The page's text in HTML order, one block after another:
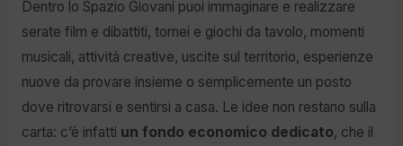
Dentro lo Spazio Giovani puoi immaginare e realizzare
serate film e dibattiti, tornei e giochi da tavolo, momenti
musicali, attività creative, uscite sul territorio, esperienze
nuove da provare insieme o semplicemente un posto
dove ritrovarsi e sentirsi a casa. Le idee non restano sulla
carta: c’è infatti un fondo economico dedicato, che il